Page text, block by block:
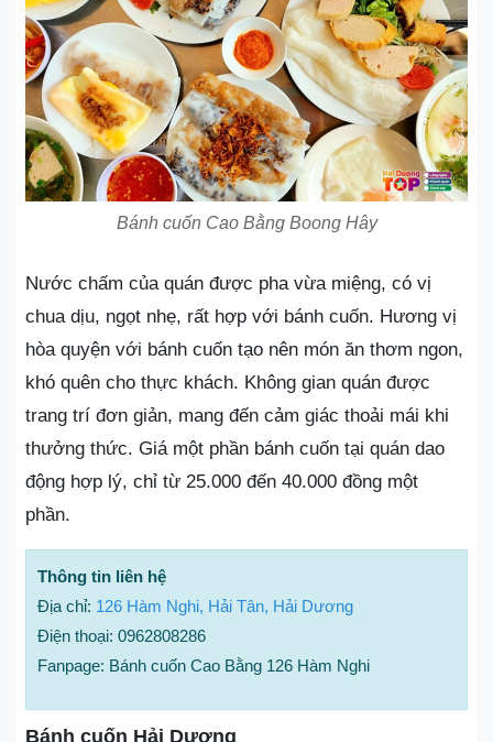
Bánh cuốn Cao Bằng Boong Hây
Nước chấm của quán được pha vừa miệng, có vị
chua dịu, ngọt nhẹ, rất hợp với bánh cuốn. Hương vị
hòa quyện với bánh cuốn tạo nên món ăn thơm ngon,
khó quên cho thực khách. Không gian quán được
trang trí đơn giản, mang đến cảm giác thoải mái khi
thưởng thức. Giá một phần bánh cuốn tại quán dao
động hợp lý, chỉ từ 25.000 đến 40.000 đồng một
phần.
Thông tin liên hệ
Địa chỉ: 126 Hàm Nghi, Hải Tân, Hải Dương
Điện thoại: 0962808286
Fanpage: Bánh cuốn Cao Bằng 126 Hàm Nghi
Bánh cuốn Hải Dương